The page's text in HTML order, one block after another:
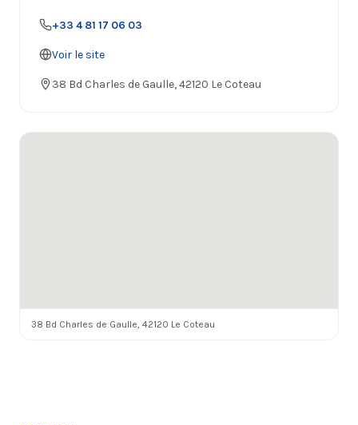
+33 4 81 17 06 03
Voir le site
38 Bd Charles de Gaulle, 42120 Le Coteau
38 Bd Charles de Gaulle, 42120 Le Coteau